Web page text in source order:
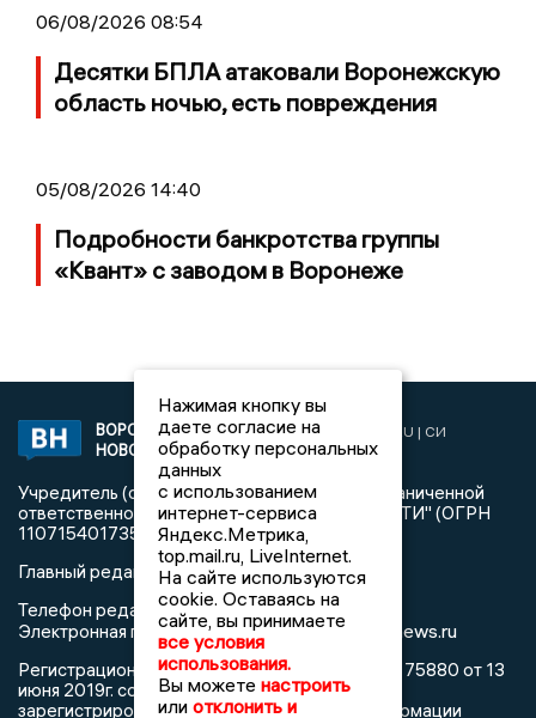
06/08/2026 08:54
Десятки БПЛА атаковали Воронежскую
область ночью, есть повреждения
05/08/2026 14:40
Подробности банкротства группы
«Квант» с заводом в Воронеже
ВОРОНЕЖСКИЕ
НОВОСТИ
2019 © VORONEZHNEWS.RU | СИ
«Воронежские новости»
Учредитель (соучредители): Общество с ограниченной
ответственностью "РЕГИОНАЛЬНЫЕ НОВОСТИ" (ОГРН
1107154017354)
Главный редактор: Пирогов А.А.
Телефон редакции: +7 (473) 262 77 92
Электронная почта редакции:info@voronezhnews.ru
Регистрационный номер: серия Эл № ФС 77 - 75880 от 13
июня 2019г. согласно выписке из реестра
зарегистрированных средств массовой информации
Нажимая кнопку вы
даете согласие на
обработку персональных
данных
с использованием
интернет-сервиса
Яндекс.Метрика,
top.mail.ru, LiveInternet.
На сайте используются
cookie. Оставаясь на
сайте, вы принимаете
все условия
использования.
Вы можете настроить
или отклонить и